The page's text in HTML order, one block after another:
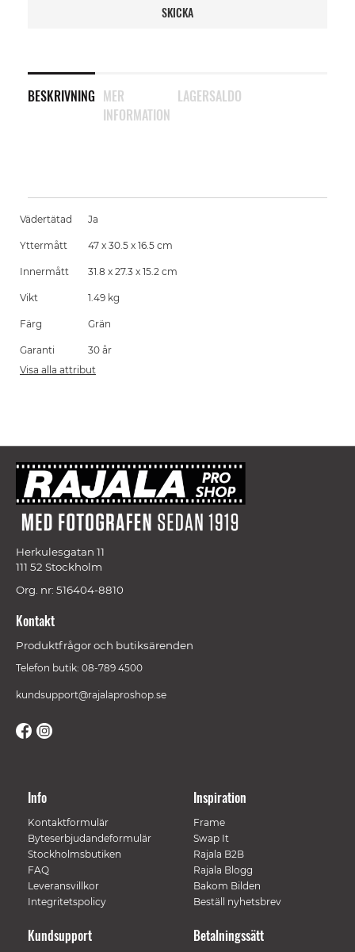
SKICKA
BESKRIVNING MER
INFORMATION
LAGERSALDO
Vädertätad Ja
Yttermått 47 x 30.5 x 16.5 cm
Innermått 31.8 x 27.3 x 15.2 cm
Vikt 1.49 kg
Färg Grän
Garanti
30 år
Visa alla attribut
Herkulesgatan 11
111 52 Stockholm
Org. nr: 516404-8810
Kontakt
Produktfrågor och butiksärenden
Telefon butik: 08-789 4500
kundsupport@rajalaproshop.se
Info
Kontaktformulär
Byteserbjudandeformulär
Stockholmsbutiken
FAQ
Leveransvillkor
Integritetspolicy
Inspiration
Frame
Swap It
Rajala B2B
Rajala Blogg
Bakom Bilden
Beställ nyhetsbrev
Betalningssätt
Kundsupport